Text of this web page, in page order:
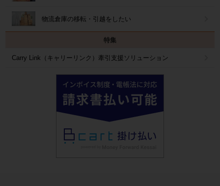
物流倉庫の移転・引越をしたい
特集
Carry Link（キャリーリンク）牽引支援ソリューション